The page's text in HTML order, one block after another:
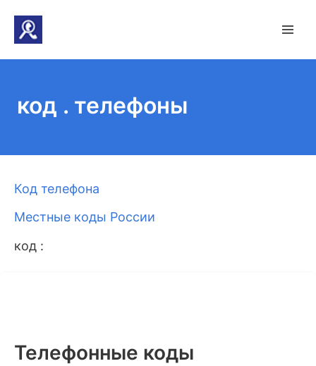
код . телефоны
Код телефона
Местные коды России
код :
Телефонные коды